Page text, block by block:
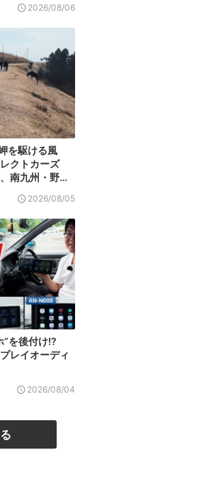
2026/08/06
を駆ける風
クトカーズ
、南九州・野…
2026/08/05
”を後付け!?
レイオーディ
2026/08/04